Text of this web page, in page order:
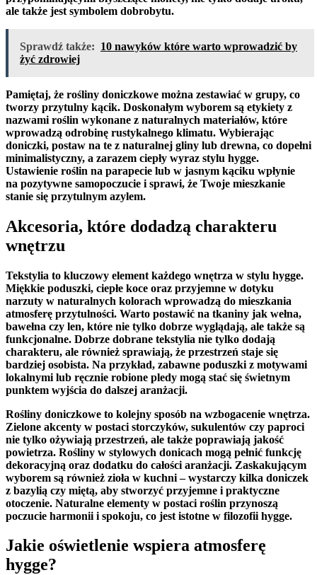
‍ale także ‍jest symbolem dobrobytu.
Sprawdź także: 10 nawyków które warto wprowadzić by
żyć zdrowiej
Pamiętaj, że rośliny doniczkowe można zestawiać w grupy, co
tworzy przytulny kącik. Doskonałym wyborem są etykiety z
⁢nazwami roślin wykonane ​z naturalnych materiałów,⁣ które
wprowadzą odrobinę rustykalnego ⁣klimatu. Wybierając
doniczki, postaw na te‍ z naturalnej gliny lub‍ drewna, co ⁣dopełni
minimalistyczny, a zarazem ciepły wyraz stylu hygge.
‍Ustawienie roślin na⁤ parapecie lub w jasnym kąciku ‌wpłynie
na pozytywne samopoczucie‌ i‍ sprawi, że Twoje ​mieszkanie
stanie się przytulnym azylem.
Akcesoria, które dodadzą​ charakteru
wnętrzu
Tekstylia to ⁣kluczowy element każdego wnętrza w ​stylu hygge.
Miękkie poduszki, ciepłe koce oraz przyjemne w dotyku
narzuty ⁤w ⁢naturalnych‌ kolorach wprowadzą do mieszkania
atmosferę przytulności. Warto postawić na ⁢tkaniny jak⁤ wełna,
bawełna ‍czy len, które⁤ nie tylko dobrze wyglądają, ale ⁤także są
funkcjonalne. Dobrze dobrane tekstylia⁢ nie ​tylko​ dodają
charakteru, ale ⁤również sprawiają,⁢ że przestrzeń staje ‍się‍
bardziej osobista. Na ⁢przykład, zabawne⁤ poduszki z motywami
lokalnymi lub ręcznie robione pledy mogą stać się świetnym
punktem wyjścia do dalszej​ aranżacji.
Rośliny doniczkowe to kolejny⁤ sposób na​ wzbogacenie wnętrza.‌
Zielone ⁢akcenty w ⁢postaci storczyków, sukulentów czy paproci
nie tylko ożywiają⁢ przestrzeń, ale także poprawiają jakość
powietrza. Rośliny w stylowych donicach mogą pełnić funkcję​
dekoracyjną oraz dodatku ‌do całości aranżacji. Zaskakującym
wyborem ‌są ⁤również zioła w kuchni – wystarczy kilka ⁣doniczek
z ​bazylią⁢ czy miętą, aby stworzyć przyjemne i praktyczne
otoczenie. Naturalne elementy w postaci roślin przynoszą
poczucie harmonii i spokoju, co jest istotne w filozofii hygge.
Jakie ⁣oświetlenie ‍wspiera ⁢atmosferę‌
hygge?